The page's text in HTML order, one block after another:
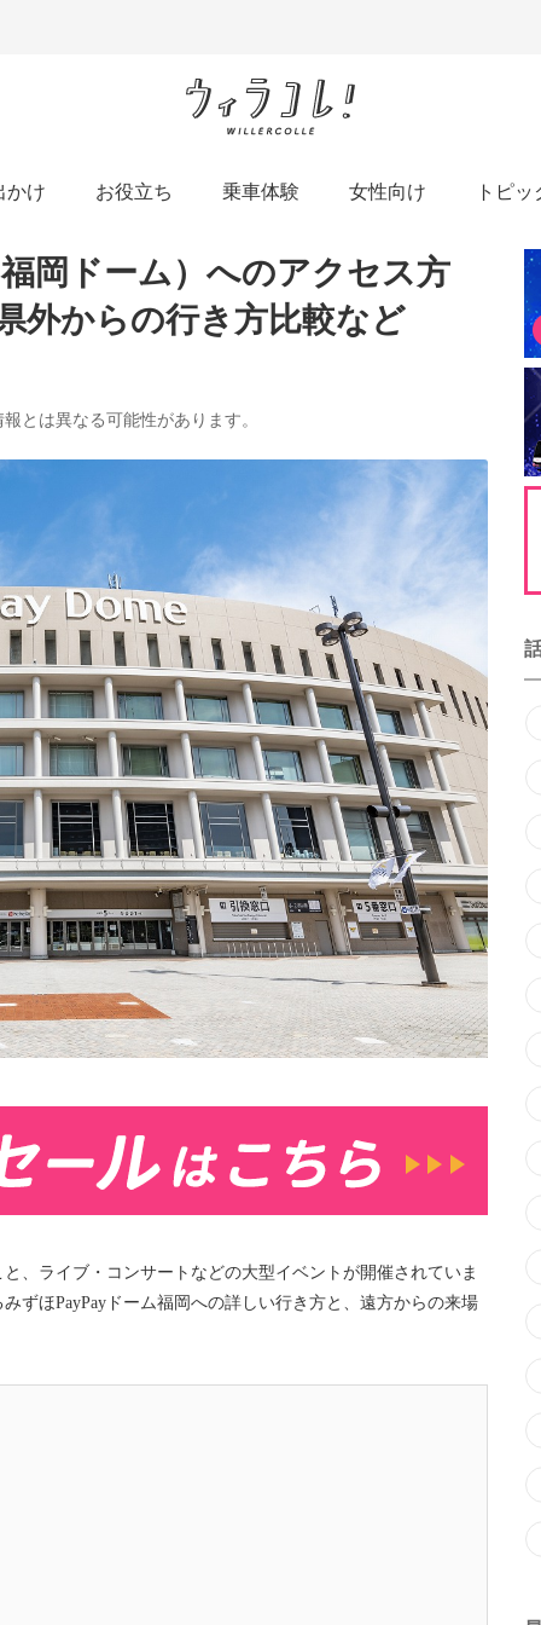
かけ お役立ち 乗車体験 女性向け トピッ
岡ドーム）へのアクセス方
外からの行き方比較など
とは異なる可能性があります。
、ライブ・コンサートなどの大型イベントが開催されていま
ずほPayPayドーム福岡への詳しい行き方と、遠方からの来場